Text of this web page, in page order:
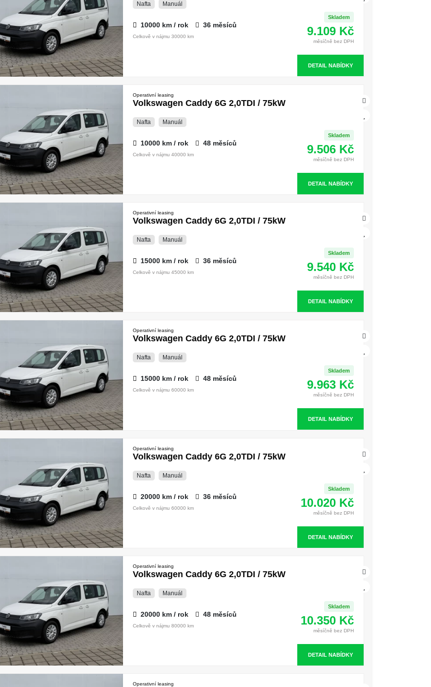
Nafta Manuál
10000 km / rok 36 měsíců
Celkově v nájmu 30000 km
Skladem
9.109 Kč
měsíčně bez DPH
DETAIL NABÍDKY
Operativní leasing
Volkswagen Caddy 6G 2,0TDI / 75kW
Nafta Manuál
10000 km / rok 48 měsíců
Celkově v nájmu 40000 km
Skladem
9.506 Kč
měsíčně bez DPH
DETAIL NABÍDKY
Operativní leasing
Volkswagen Caddy 6G 2,0TDI / 75kW
Nafta Manuál
15000 km / rok 36 měsíců
Celkově v nájmu 45000 km
Skladem
9.540 Kč
měsíčně bez DPH
DETAIL NABÍDKY
Operativní leasing
Volkswagen Caddy 6G 2,0TDI / 75kW
Nafta Manuál
15000 km / rok 48 měsíců
Celkově v nájmu 60000 km
Skladem
9.963 Kč
měsíčně bez DPH
DETAIL NABÍDKY
Operativní leasing
Volkswagen Caddy 6G 2,0TDI / 75kW
Nafta Manuál
20000 km / rok 36 měsíců
Celkově v nájmu 60000 km
Skladem
10.020 Kč
měsíčně bez DPH
DETAIL NABÍDKY
Operativní leasing
Volkswagen Caddy 6G 2,0TDI / 75kW
Nafta Manuál
20000 km / rok 48 měsíců
Celkově v nájmu 80000 km
Skladem
10.350 Kč
měsíčně bez DPH
DETAIL NABÍDKY
Operativní leasing